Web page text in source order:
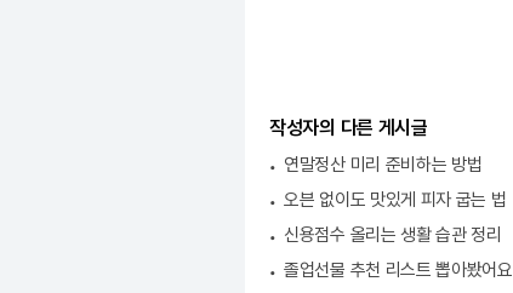
작성자의 다른 게시글
연말정산 미리 준비하는 방법
오븐 없이도 맛있게 피자 굽는 법
신용점수 올리는 생활 습관 정리
졸업선물 추천 리스트 뽑아봤어요